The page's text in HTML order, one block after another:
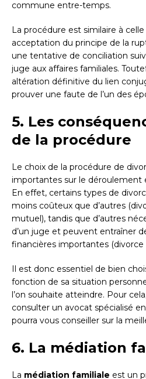
commune entre-temps.
La procédure est similaire à
acceptation du principe de la
une tentative de conciliation
juge aux affaires familiales.
altération définitive du lien
prouver une faute de l’un des
5. Les
de la procédure
Le choix de la procédure de
importantes sur le déroulement
En effet, certains types de
moins coûteux que d’autres
mutuel), tandis que d’autres
d’un juge et peuvent entraîner
financières importantes (divorce
Il est donc essentiel de bien
fonction de sa situation
l’on souhaite atteindre. Pour
consulter un avocat spécialisé
pourra vous conseiller sur la
6. La médiation
La médiation familiale est un